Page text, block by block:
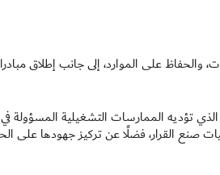
والحفاظ على الموارد، إلى جانب إطلاق
الذي تؤديه الممارسات التشغيلية المسؤولة
صنع القرار، فضلًا عن تركيز جهودها على